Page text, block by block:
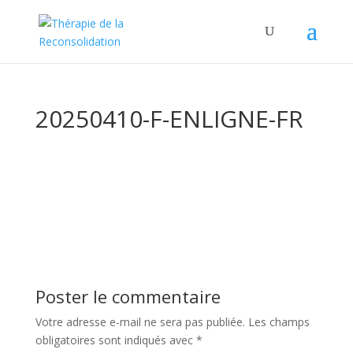
20250410-F-ENLIGNE-FR
Poster le commentaire
Votre adresse e-mail ne sera pas publiée. Les champs
obligatoires sont indiqués avec *